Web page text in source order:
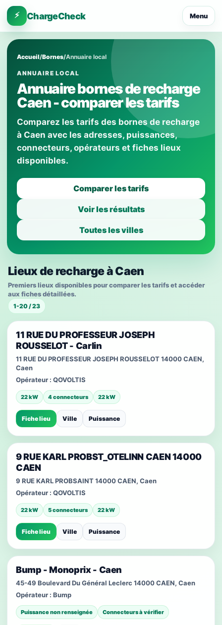
⚡ ChargeCheck Menu
Accueil/Bornes/Annuaire local
ANNUAIRE LOCAL
Annuaire bornes de recharge
Caen - comparer les tarifs
Comparez les tarifs des bornes de recharge
à Caen avec les adresses, puissances,
connecteurs, opérateurs et fiches lieux
disponibles.
Comparer les tarifs
Voir les résultats
Toutes les villes
Lieux de recharge à Caen
Premiers lieux disponibles pour comparer les tarifs et accéder
aux fiches détaillées.
1-20 / 23
11 RUE DU PROFESSEUR JOSEPH
ROUSSELOT - Carlin
11 RUE DU PROFESSEUR JOSEPH ROUSSELOT 14000 CAEN,
Caen
Opérateur : QOVOLTIS
22 kW 4 connecteurs 22 kW
Fiche lieu Ville Puissance
9 RUE KARL PROBST_OTELINN CAEN 14000
CAEN
9 RUE KARL PROBSAINT 14000 CAEN, Caen
Opérateur : QOVOLTIS
22 kW 5 connecteurs 22 kW
Fiche lieu Ville Puissance
Bump - Monoprix - Caen
45-49 Boulevard Du Général Leclerc 14000 CAEN, Caen
Opérateur : Bump
Puissance non renseignée Connecteurs à vérifier